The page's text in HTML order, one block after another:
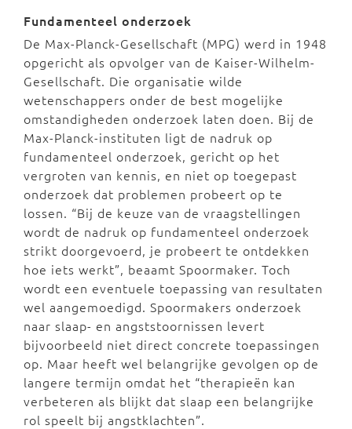
Fundamenteel onderzoek
De Max-Planck-Gesellschaft (MPG) werd in 1948
opgericht als opvolger van de Kaiser-Wilhelm-
Gesellschaft. Die organisatie wilde
wetenschappers onder de best mogelijke
omstandigheden onderzoek laten doen. Bij de
Max-Planck-instituten ligt de nadruk op
fundamenteel onderzoek, gericht op het
vergroten van kennis, en niet op toegepast
onderzoek dat problemen probeert op te
lossen. “Bij de keuze van de vraagstellingen
wordt de nadruk op fundamenteel onderzoek
strikt doorgevoerd, je probeert te ontdekken
hoe iets werkt”, beaamt Spoormaker. Toch
wordt een eventuele toepassing van resultaten
wel aangemoedigd. Spoormakers onderzoek
naar slaap- en angststoornissen levert
bijvoorbeeld niet direct concrete toepassingen
op. Maar heeft wel belangrijke gevolgen op de
langere termijn omdat het “therapieën kan
verbeteren als blijkt dat slaap een belangrijke
rol speelt bij angstklachten”.